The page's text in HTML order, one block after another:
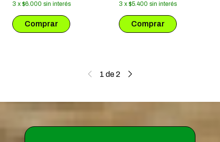
3 x $6.000 sin interés
3 x $5.400 sin interés
1 de2